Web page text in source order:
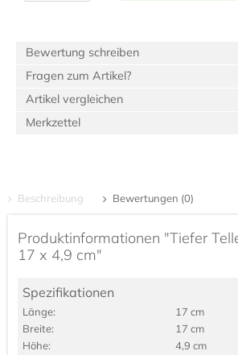
Bewertung schreiben
Fragen zum Artikel?
Artikel vergleichen
Merkzettel
Beschreibung Bewertungen (0)
Produktinformationen "Tiefer
17 x 4,9 cm"
Spezifikationen
Länge:
17 cm
Breite:
17 cm
Höhe:
4,9 cm